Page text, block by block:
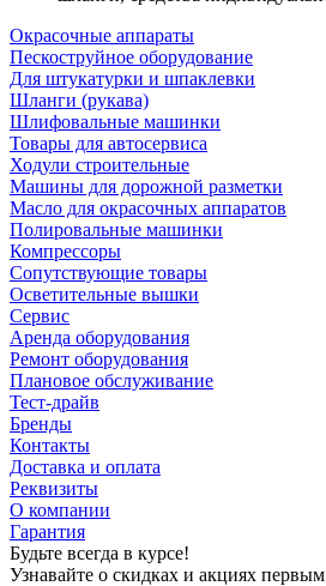
Окрасочные аппараты
Пескоструйное оборудование
Для штукатурки и шпаклевки
Шланги (рукава)
Шлифовальные машинки
Товары для автосервиса
Ходули строительные
Машины для дорожной разметки
Масло для окрасочных аппаратов
Полировальные машинки
Компрессоры
Сопутствующие товары
Осветительные вышки
Сервис
Аренда оборудования
Ремонт оборудования
Плановое обслуживание
Тест-драйв
Бренды
Контакты
Доставка и оплата
Реквизиты
О компании
Гарантия
Будьте всегда в курсе!
Узнавайте о скидках и акциях первым